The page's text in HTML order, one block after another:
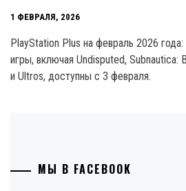
1 ФЕВРАЛЯ, 2026
PlayStation Plus на февраль 2026
игры, включая Undisputed,
и Ultros, доступны с 3 февраля.
МЫ В FACEBOOK